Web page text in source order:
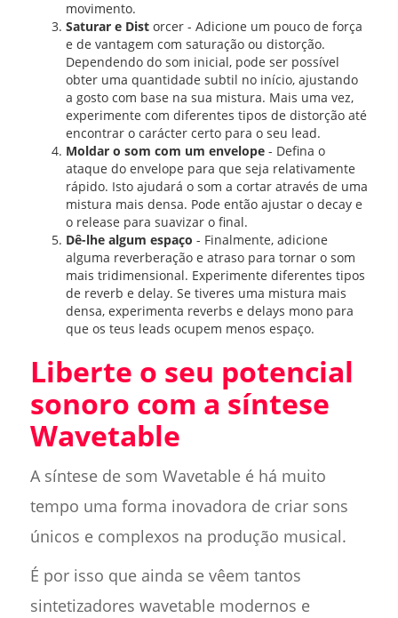
movimento.
Saturar e Distorcer - Adicione um pouco de força
e de vantagem com saturação ou distorção.
Dependendo do som inicial, pode ser possível
obter uma quantidade subtil no início, ajustando
a gosto com base na sua mistura. Mais uma vez,
experimente com diferentes tipos de distorção até
encontrar o carácter certo para o seu lead.
Moldar o som com um envelope- Defina o
ataque do envelope para que seja relativamente
rápido. Isto ajudará o som a cortar através de uma
mistura mais densa. Pode então ajustar o decay e
o release para suavizar o final.
Dê-lhe algum espaço - Finalmente, adicione
alguma reverberação e atraso para tornar o som
mais tridimensional. Experimente diferentes tipos
de reverb e delay. Se tiveres uma mistura mais
densa, experimenta reverbs e delays mono para
que os teus leads ocupem menos espaço.
Liberte o seu potencial
sonoro com a síntese
Wavetable
A síntese de som Wavetable é há muito
tempo uma forma inovadora de criar sons
únicos e complexos na produção musical.
É por isso que ainda se vêem tantos
sintetizadores wavetable modernos e